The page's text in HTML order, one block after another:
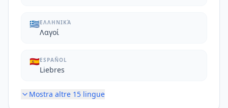
🇬🇷ΕΛΛΗΝΙΚΆ
Λαγοί
🇪🇸ESPAÑOL
Liebres
Mostra altre 15 lingue